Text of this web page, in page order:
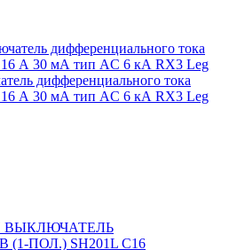
дифференциального тока
16 А 30 мА тип AC 6 кА RX3 Leg